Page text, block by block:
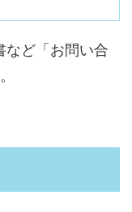
など「お問い合